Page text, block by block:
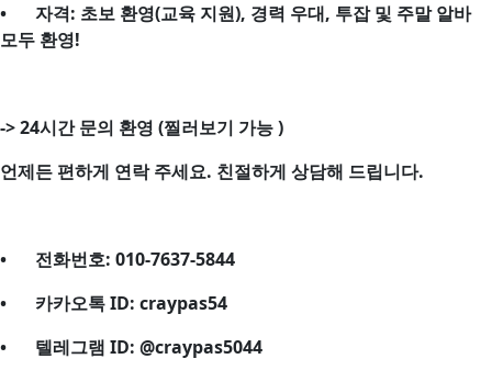
•
자격: 초보 환영(교육 지원), 경력 우대, 투잡 및 주말 알바
모두 환영!
->24시간 문의 환영 (찔러보기 가능 )
언제든 편하게 연락 주세요. 친절하게 상담해 드립니다.
•
전화번호: 010-7637-5844
•
카카오톡 ID: craypas54
•
텔레그램 ID: @craypas5044